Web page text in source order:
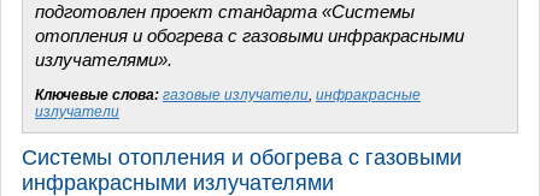
подготовлен проект стандарта «Системы
отопления и обогрева с газовыми инфракрасными
излучателями».
Ключевые слова: газовые излучатели, инфракрасные
излучатели
Системы отопления и обогрева с газовыми
инфракрасными излучателями